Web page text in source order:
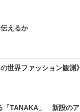
えるか
の世界ファッション観
「TANAKA」 新設の